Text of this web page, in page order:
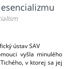
ústav SAV
vyšla minulého
v ktorej sa jej